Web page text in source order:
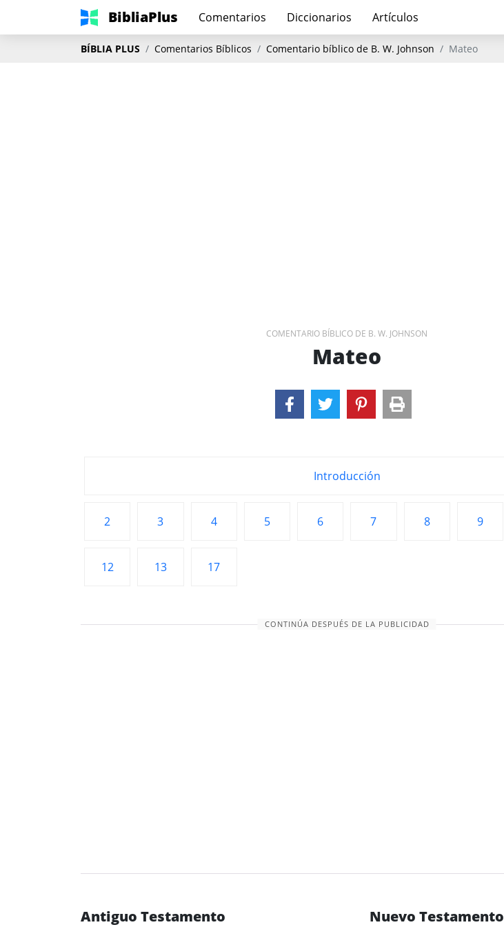
BibliaPlus Comentarios Diccionarios Artículos
BÍBLIA PLUS Comentarios Bíblicos Comentario bíblico de B. W. Johnson Mateo
COMENTARIO BÍBLICO DE B. W. JOHNSON
Mateo
Introducción
2 3 4 5 6 7 8 9
12 13 17
CONTINÚA DESPUÉS DE LA PUBLICIDAD
Antiguo Testamento Nuevo Testamento